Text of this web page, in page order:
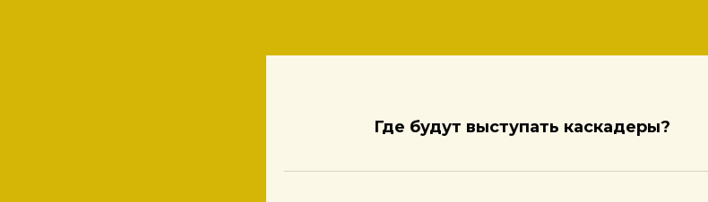
Где будут выступать каскадеры?